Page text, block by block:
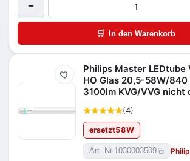
−
🛒 In den Warenkorb
Merken
Philips Master LEDtube
HO Glas 20,5-58W/840
3100lm KVG/VVG nicht
(4)
ersetzt58W
Art.-Nr.1030003509